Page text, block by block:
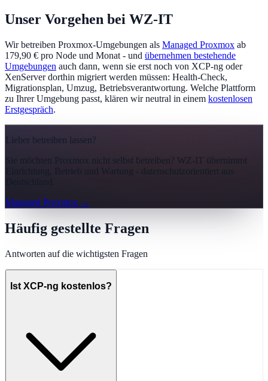
Unser Vorgehen bei WZ-IT
Wir betreiben Proxmox-Umgebungen als Managed Proxmox ab
179,90 € pro Node und Monat - und übernehmen bestehende
Umgebungen auch dann, wenn sie erst noch von XCP-ng oder
XenServer dorthin migriert werden müssen: Health-Check,
Migrationsplan, Umzug, Betriebsverantwortung. Welche Plattform
zu Ihrer Umgebung passt, klären wir neutral in einem kostenlosen
Erstgespräch.
Lieber betreiben lassen?
Sie möchten Proxmox nicht selbst betreiben? WZ-IT übernimmt
Einrichtung, Betrieb und Wartung - datenschutzorientiert aus
Managed Proxmox →
Häufig gestellte Fragen
Antworten auf die wichtigsten Fragen
Ist XCP-ng kostenlos?